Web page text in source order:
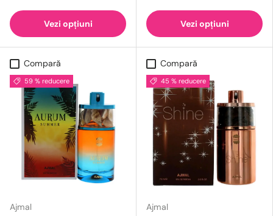
Vezi opțiuni Vezi opțiuni
Compară
59 % reducere
Ajmal
Compară
45 % reducere
Ajmal